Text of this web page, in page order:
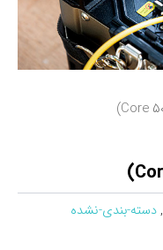
,دسته-بندی-نشده